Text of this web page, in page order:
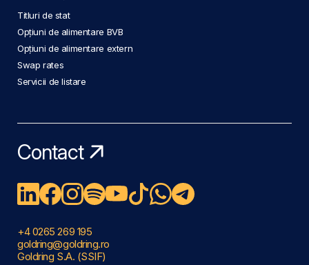
Titluri de stat
Opțiuni de alimentare BVB
Opțiuni de alimentare extern
Swap rates
Servicii de listare
Contact
+4 0265 269 195
goldring@goldring.ro
Goldring S.A. (SSIF)